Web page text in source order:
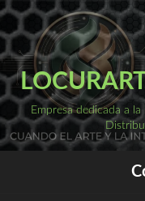
Saltar
al
contenido
Empresa dedicada a